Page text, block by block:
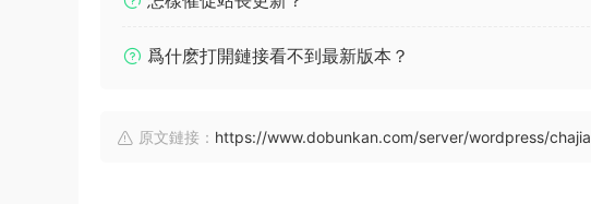
爲什麽打開鏈接看不到最新版本？
原文鏈接： https://www.dobunkan.com/server/wordpress/